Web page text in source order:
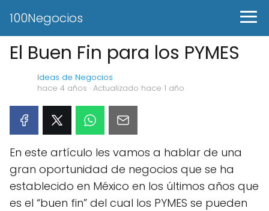
100Negocios
El Buen Fin para los PYMES
Ideas de Negocios
hace 4 años · Actualizado hace 1 año
En este artículo les vamos a hablar de una
gran oportunidad de negocios que se ha
establecido en México en los últimos años que
es el “buen fin” del cual los PYMES se pueden